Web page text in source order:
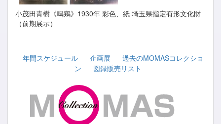
小茂田青樹《鳴鶏》1930年 彩色、紙 埼玉県指定有形文化財
（前期展示）
年間スケジュール 企画展
過去のMOMASコレクショ
ン
図録販売リスト